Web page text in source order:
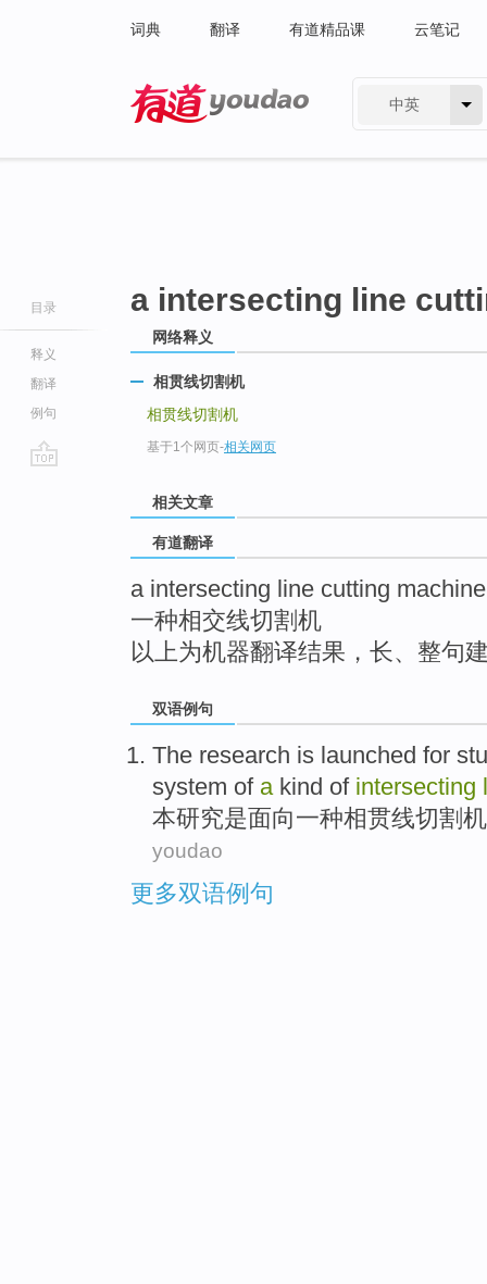
词典 翻译 有道精品课 云笔记
中英
目录
释义
翻译
例句
a intersecting line
网络释义
相贯线切割机
相贯线切割机
基于1个网页-相关网页
相关文章
有道翻译
a intersecting line cutting machine
一种相交线切割机
以上为机器翻译结果，长、整句
双语例句
The research is launched for
system of a kind of intersecting
本研究是面向一种相贯线切割机
youdao
更多双语例句